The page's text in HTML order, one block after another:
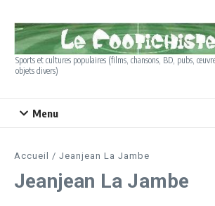
Sports et cultures populaires (films, chansons, BD, pubs,
objets divers)
Menu
Accueil / Jeanjean La Jambe
Jeanjean La Jambe